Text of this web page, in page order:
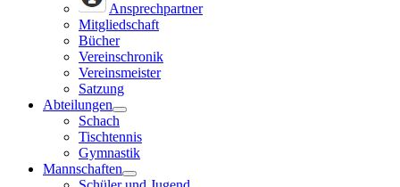
Ansprechpartner
Mitgliedschaft
Bücher
Vereinschronik
Vereinsmeister
Satzung
Abteilungen
Schach
Tischtennis
Gymnastik
Mannschaften